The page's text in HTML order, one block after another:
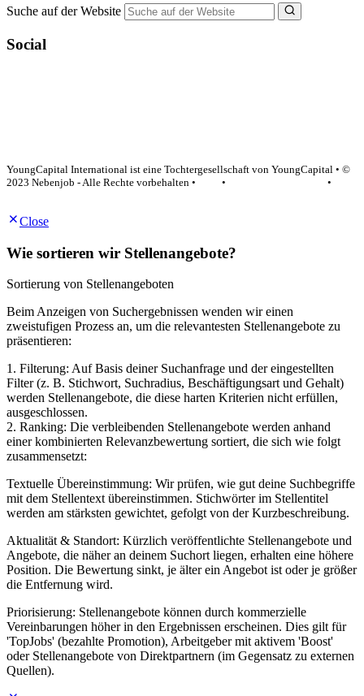
Suche auf der Website
Social
YoungCapital International ist eine Tochtergesellschaft von YoungCapital • ©
2023 Nebenjob - Alle Rechte vorbehalten •
•
•
Close
Wie sortieren wir Stellenangebote?
Sortierung von Stellenangeboten
Beim Anzeigen von Suchergebnissen wenden wir einen
zweistufigen Prozess an, um die relevantesten Stellenangebote zu
präsentieren:
1. Filterung: Auf Basis deiner Suchanfrage und der eingestellten
Filter (z. B. Stichwort, Suchradius, Beschäftigungsart und Gehalt)
werden Stellenangebote, die diese harten Kriterien nicht erfüllen,
ausgeschlossen.
2. Ranking: Die verbleibenden Stellenangebote werden anhand
einer kombinierten Relevanzbewertung sortiert, die sich wie folgt
zusammensetzt:
Textuelle Übereinstimmung: Wir prüfen, wie gut deine Suchbegriffe
mit dem Stellentext übereinstimmen. Stichwörter im Stellentitel
werden am stärksten gewichtet, gefolgt von der Kurzbeschreibung.
Aktualität & Standort: Kürzlich veröffentlichte Stellenangebote und
Angebote, die näher an deinem Suchort liegen, erhalten eine höhere
Position. Die Bewertung sinkt, je älter ein Angebot ist oder je größer
die Entfernung wird.
Priorisierung: Stellenangebote können durch kommerzielle
Vereinbarungen höher in den Ergebnissen erscheinen. Dies gilt für
'TopJobs' (bezahlte Promotion), Arbeitgeber mit aktivem 'Boost'
oder Stellenangebote von Direktpartnern (im Gegensatz zu externen
Quellen).